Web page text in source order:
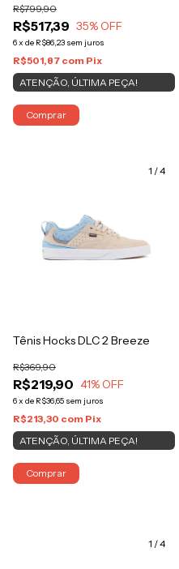
R$517,39
R$799,90
35% OFF
6x de R$86,23 sem juros
R$501,87 com Pix
ATENÇÃO, ÚLTIMA PEÇA!
Comprar
1 /4
Tênis Hocks DLC 2 Breeze
R$219,90
R$369,90
41% OFF
6x de R$36,65 sem juros
R$213,30 com Pix
ATENÇÃO, ÚLTIMA PEÇA!
Comprar
1 /4